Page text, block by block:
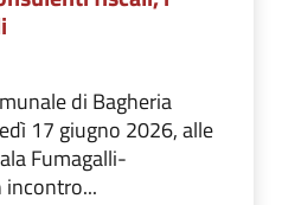
di Bagheria
17 giugno 2026, alle
Fumagalli-
incontro...